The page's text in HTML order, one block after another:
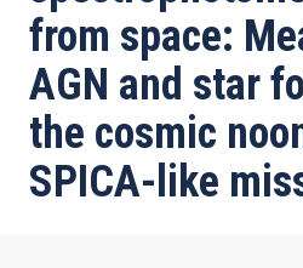
a
la
navegación
from space:
AGN and star
the cosmic
SPICA-like